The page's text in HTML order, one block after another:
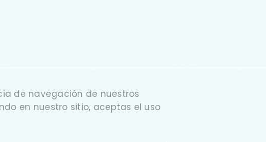
de navegación de nuestros
en nuestro sitio, aceptas el uso